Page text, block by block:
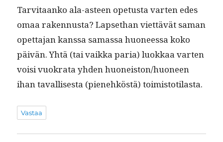
Tarvi­taanko ala-asteen ope­tus­ta varten edes
omaa raken­nus­ta? Lapsethan viet­tävät saman
opet­ta­jan kanssa samas­sa huoneessa koko
päivän. Yhtä (tai vaik­ka paria) luokkaa varten
voisi vuokra­ta yhden huoneiston/huoneen
ihan taval­lis­es­ta (pienehköstä) toimistotilasta.
Vastaa